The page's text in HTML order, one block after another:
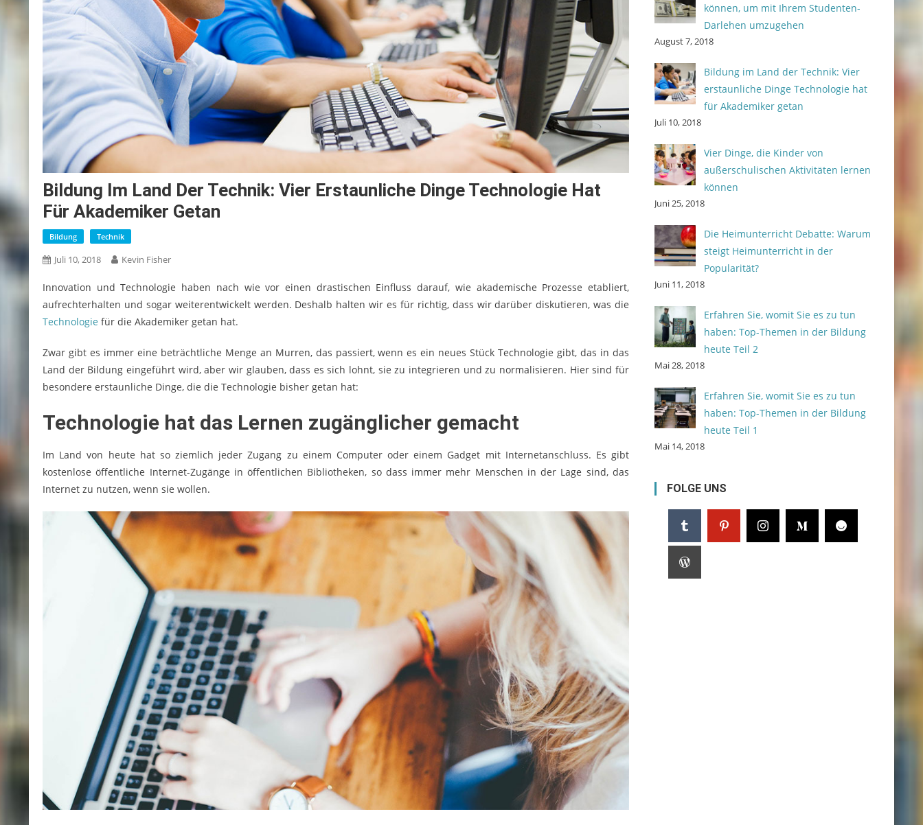
Bildung Im Land Der Technik: Vier Erstaunliche Dinge Technologie Hat
Für Akademiker Getan
Bildung Technik
Juli 10, 2018 Kevin Fisher
Innovation und Technologie haben nach wie vor einen drastischen Einfluss darauf, wie akademische Prozesse etabliert,
aufrechterhalten und sogar weiterentwickelt werden. Deshalb halten wir es für richtig, dass wir darüber diskutieren, was die
Technologie für die Akademiker getan hat.
Zwar gibt es immer eine beträchtliche Menge an Murren, das passiert, wenn es ein neues Stück Technologie gibt, das in das
Land der Bildung eingeführt wird, aber wir glauben, dass es sich lohnt, sie zu integrieren und zu normalisieren. Hier sind für
besondere erstaunliche Dinge, die die Technologie bisher getan hat:
Technologie hat das Lernen zugänglicher gemacht
Im Land von heute hat so ziemlich jeder Zugang zu einem Computer oder einem Gadget mit Internetanschluss. Es gibt
kostenlose öffentliche Internet-Zugänge in öffentlichen Bibliotheken, so dass immer mehr Menschen in der Lage sind, das
Internet zu nutzen, wenn sie wollen.
können, um mit Ihrem Studenten-
Darlehen umzugehen
August 7, 2018
Bildung im Land der Technik: Vier
erstaunliche Dinge Technologie hat
für Akademiker getan
Juli 10, 2018
Vier Dinge, die Kinder von
außerschulischen Aktivitäten lernen
können
Juni 25, 2018
Die Heimunterricht Debatte: Warum
steigt Heimunterricht in der
Popularität?
Juni 11, 2018
Erfahren Sie, womit Sie es zu tun
haben: Top-Themen in der Bildung
heute Teil 2
Mai 28, 2018
Erfahren Sie, womit Sie es zu tun
haben: Top-Themen in der Bildung
heute Teil 1
Mai 14, 2018
FOLGE UNS